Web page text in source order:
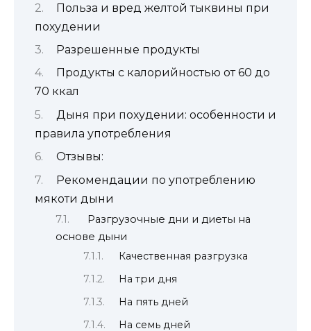
Польза и вред желтой тыквины при
похудении
Разрешенные продукты
Продукты с калорийностью от 60 до
70 ккал
Дыня при похудении: особенности и
правила употребления
Отзывы:
Рекомендации по употреблению
мякоти дыни
Разгрузочные дни и диеты на
основе дыни
Качественная разгрузка
На три дня
На пять дней
На семь дней